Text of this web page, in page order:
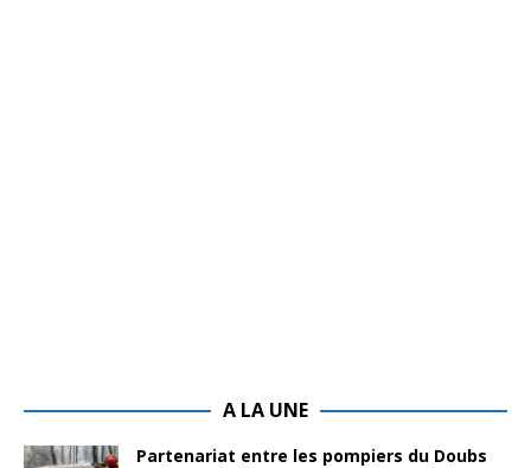
A LA UNE
Partenariat entre les pompiers du Doubs